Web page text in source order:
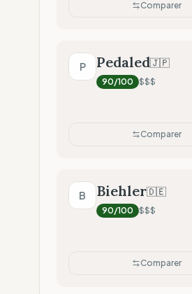
Comparer
P Pedaled🇯🇵
90/100 $$$
Comparer
B Biehler🇩🇪
90/100 $$$
Comparer